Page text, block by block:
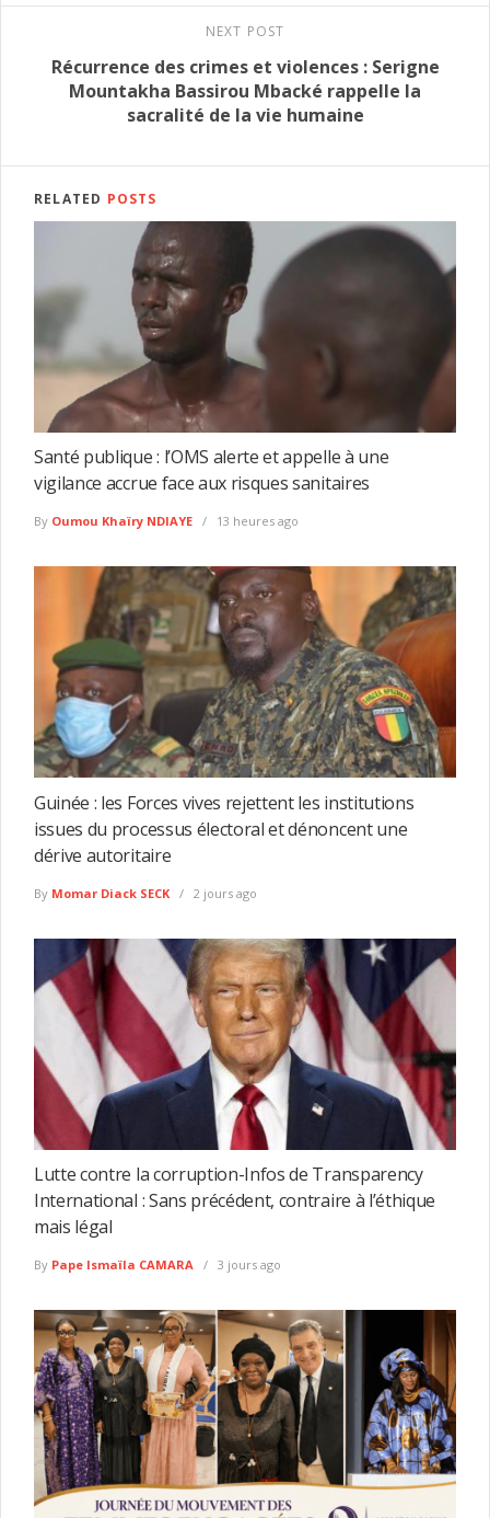
NEXT POST
Récurrence des crimes et violences : Serigne
Mountakha Bassirou Mbacké rappelle la
sacralité de la vie humaine
RELATED POSTS
Santé publique : l’OMS alerte et appelle à une
vigilance accrue face aux risques sanitaires
By Oumou Khaïry NDIAYE 13 heures ago
Guinée : les Forces vives rejettent les institutions
issues du processus électoral et dénoncent une
dérive autoritaire
By Momar Diack SECK 2 jours ago
Lutte contre la corruption-Infos de Transparency
International : Sans précédent, contraire à l’éthique
mais légal
By Pape Ismaïla CAMARA 3 jours ago